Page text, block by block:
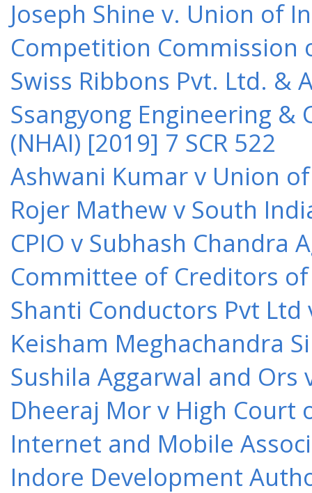
Joseph Shine v. Union of
Competition Commission
Swiss Ribbons Pvt. Ltd. &
Ssangyong Engineering
(NHAI) [2019] 7 SCR 522
Ashwani Kumar v Union
Rojer Mathew v South
CPIO v Subhash Chandra
Committee of Creditors of
Shanti Conductors Pvt Ltd
Keisham Meghachandra
Sushila Aggarwal and Ors
Dheeraj Mor v High Court
Internet and Mobile
Indore Development